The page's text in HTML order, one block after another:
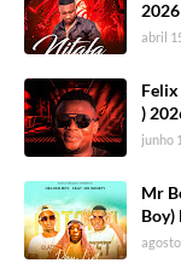
2026
abril
)
junho
Mr
Boy)